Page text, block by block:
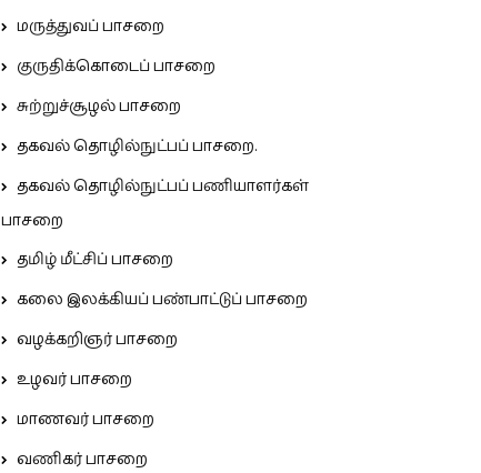
மருத்துவப் பாசறை
குருதிக்கொடைப் பாசறை
சுற்றுச்சூழல் பாசறை
தகவல் தொழில்நுட்பப் பாசறை.
தகவல் தொழில்நுட்பப் பணியாளர்கள்
பாசறை
தமிழ் மீட்சிப் பாசறை
கலை இலக்கியப் பண்பாட்டுப் பாசறை
வழக்கறிஞர் பாசறை
உழவர் பாசறை
மாணவர் பாசறை
வணிகர் பாசறை